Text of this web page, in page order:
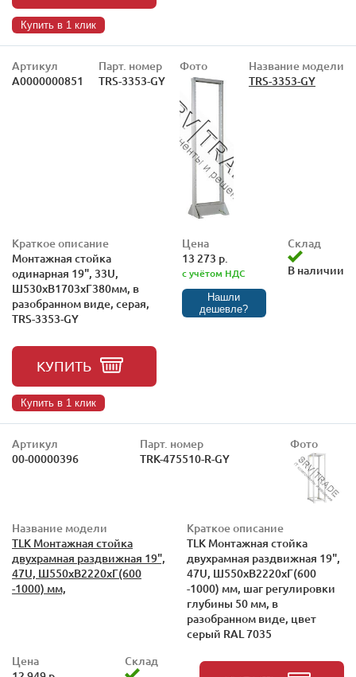
Купить в 1 клик
Артикул
А0000000851
Парт. номер
TRS-3353-GY
Фото
Название модели
TRS-3353-GY
Краткое описание
Монтажная стойка
одинарная 19", 33U,
Ш530xВ1703хГ380мм, в
разобранном виде, серая,
TRS-3353-GY
Цена
13 273 р.
с учётом НДС
Нашли
дешевле?
Склад
В наличии
КУПИТЬ
Купить в 1 клик
Артикул
00-00000396
Парт. номер
TRK-475510-R-GY
Фото
Название модели
TLK Монтажная стойка
двухрамная раздвижная 19",
47U, Ш550xВ2220xГ(600
-1000) мм,
Краткое описание
TLK Монтажная стойка
двухрамная раздвижная 19",
47U, Ш550xВ2220xГ(600
-1000) мм, шаг регулировки
глубины 50 мм, в
разобранном виде, цвет
серый RAL 7035
Цена
Склад